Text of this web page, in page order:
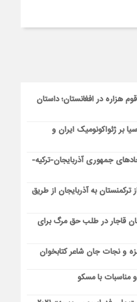
هزاره در افغانستان؛ داستان
بر ژئواکونومیک ایران و
جمهوری آذربایجان-ترکیه-
ترکمنستان به آذربایجان از طریق
قاجار در طلب حق مرگ برای
و نجات جان شاعر کتابخوان
مناسبات با مسکو